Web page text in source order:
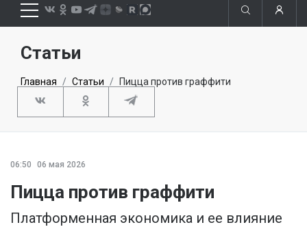
Статьи
Главная Статьи Пицца против граффити
06:50 06 мая 2026
Пицца против граффити
Платформенная экономика и ее влияние